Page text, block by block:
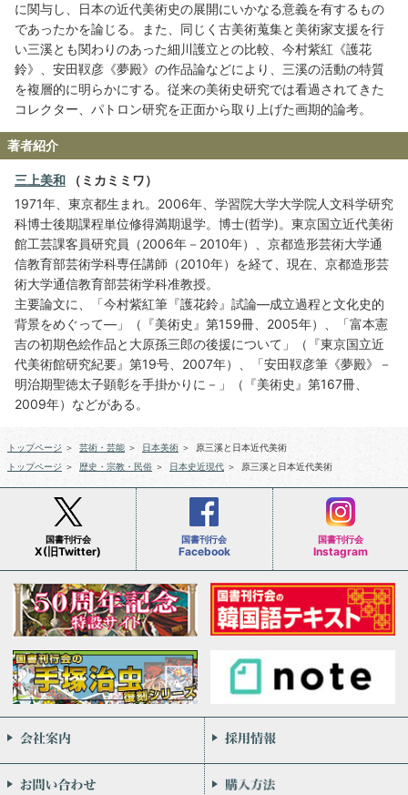
に関与し、日本の近代美術史の展開にいかなる意義を有するもの
であったかを論じる。また、同じく古美術蒐集と美術家支援を行
い三溪とも関わりのあった細川護立との比較、今村紫紅《護花
鈴》、安田靫彦《夢殿》の作品論などにより、三溪の活動の特質
を複層的に明らかにする。従来の美術史研究では看過されてきた
コレクター、パトロン研究を正面から取り上げた画期的論考。
著者紹介
三上美和 （ミカミミワ）
1971年、東京都生まれ。2006年、学習院大学大学院人文科学研究
科博士後期課程単位修得満期退学。博士(哲学)。東京国立近代美術
館工芸課客員研究員（2006年－2010年）、京都造形芸術大学通
信教育部芸術学科専任講師（2010年）を経て、現在、京都造形芸
術大学通信教育部芸術学科准教授。
主要論文に、「今村紫紅筆『護花鈴』試論―成立過程と文化史的
背景をめぐって―」（『美術史』第159冊、2005年）、「富本憲
吉の初期色絵作品と大原孫三郎の後援について」（『東京国立近
代美術館研究紀要』第19号、2007年）、「安田靫彦筆《夢殿》－
明治期聖徳太子顕彰を手掛かりに－」（『美術史』第167冊、
2009年）などがある。
トップページ ＞ 芸術・芸能 ＞ 日本美術 ＞
原三溪と日本近代美術
トップページ ＞ 歴史・宗教・民俗 ＞ 日本史近現代 ＞ 原三溪と日本近代美術
国書刊行会
X(旧Twitter)
国書刊行会
Facebook
国書刊行会
Instagram
会社案内
お問い合わせ